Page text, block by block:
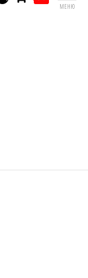
МЕНЮ